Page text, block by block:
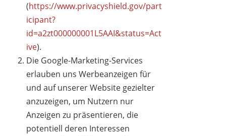
(https://www.privacyshield.gov/part
icipant?
id=a2zt000000001L5AAI&status=Act
ive).
Die Google-Marketing-Services
erlauben uns Werbeanzeigen für
und auf unserer Website gezielter
anzuzeigen, um Nutzern nur
Anzeigen zu präsentieren, die
potentiell deren Interessen